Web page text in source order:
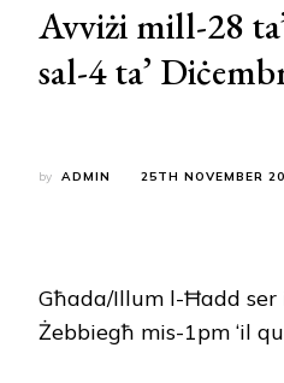
Avviżi mill-28
sal-4 ta’
by ADMIN 25TH NOVEMBER
Għada/Illum l-Ħadd
Żebbiegħ mis-1pm ‘il